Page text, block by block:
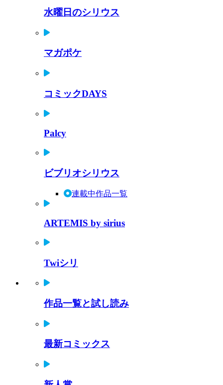
水曜日のシリウス
マガポケ
コミックDAYS
Palcy
ビブリオシリウス
連載中作品一覧
ARTEMIS by sirius
Twiシリ
作品一覧と試し読み
最新コミックス